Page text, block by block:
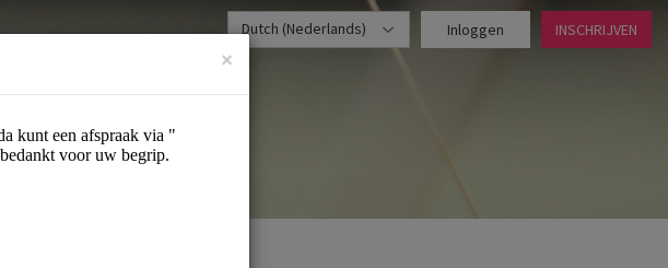
Dutch (Nederlands) Inloggen INSCHRIJVEN
×